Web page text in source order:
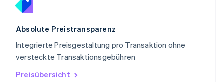
Absolute Preistransparenz
Integrierte Preisgestaltung pro Transaktion ohne
versteckte Transaktionsgebühren
Preisübersicht
Singapur
English
Slowakei
Slowenien
EnglishItaliano
Sonderverwaltungsregion Hongkong,